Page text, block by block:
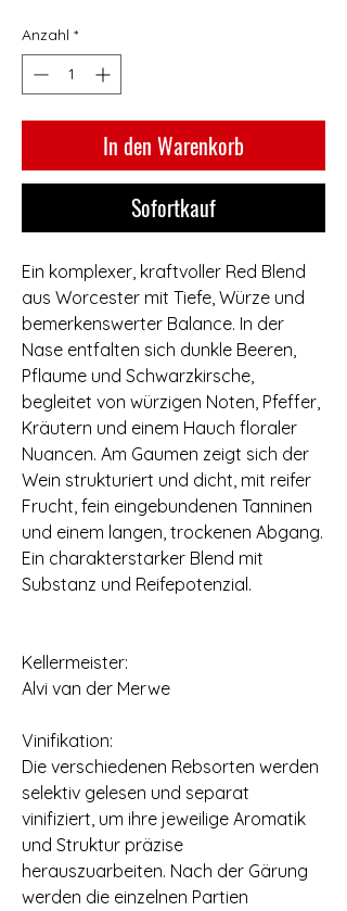
pro
1
Liter
Anzahl *
In den Warenkorb
Sofortkauf
Ein komplexer, kraftvoller Red Blend
aus Worcester mit Tiefe, Würze und
bemerkenswerter Balance. In der
Nase entfalten sich dunkle Beeren,
Pflaume und Schwarzkirsche,
begleitet von würzigen Noten, Pfeffer,
Kräutern und einem Hauch floraler
Nuancen. Am Gaumen zeigt sich der
Wein strukturiert und dicht, mit reifer
Frucht, fein eingebundenen Tanninen
und einem langen, trockenen Abgang.
Ein charakterstarker Blend mit
Substanz und Reifepotenzial.
Kellermeister:
Alvi van der Merwe
Vinifikation:
Die verschiedenen Rebsorten werden
selektiv gelesen und separat
vinifiziert, um ihre jeweilige Aromatik
und Struktur präzise
herauszuarbeiten. Nach der Gärung
werden die einzelnen Partien